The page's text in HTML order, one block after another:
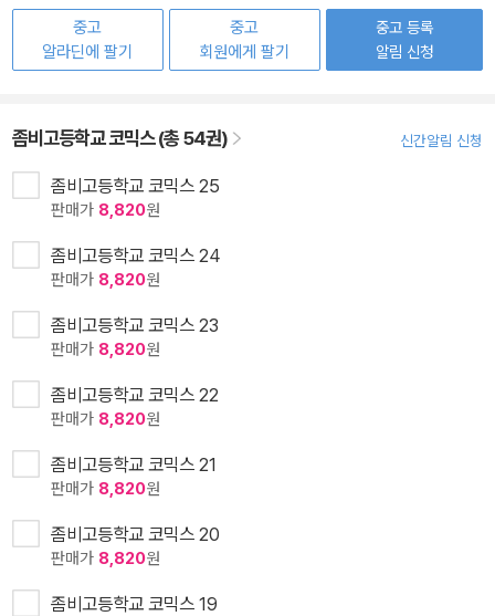
중고
알라딘에 팔기
중고
회원에게 팔기
중고 등록
알림 신청
좀비고등학교 코믹스 (총 54권) 신간알림 신청
좀비고등학교 코믹스 25
판매가 8,820원
좀비고등학교 코믹스 24
판매가 8,820원
좀비고등학교 코믹스 23
판매가 8,820원
좀비고등학교 코믹스 22
판매가 8,820원
좀비고등학교 코믹스 21
판매가 8,820원
좀비고등학교 코믹스 20
판매가 8,820원
좀비고등학교 코믹스 19